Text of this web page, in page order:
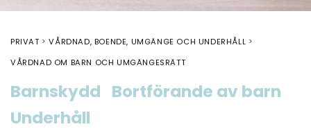
PRIVAT
VÅRDNAD, BOENDE, UMGÄNGE OCH UNDERHÅLL
VÅRDNAD OM BARN OCH UMGÄNGESRÄTT
Barnskydd Bortförande av barn
Underhåll